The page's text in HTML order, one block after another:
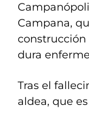
Campana,
construcción
dura
Tras el
aldea, que